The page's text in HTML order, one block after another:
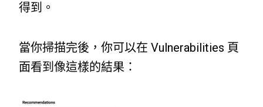
得到。
當你掃描完後，你可以在 Vulnerabilities 頁
面看到像這樣的結果：